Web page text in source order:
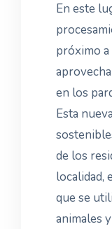
En este
próximo
en los
Esta
de los
localidad,
que se
animales